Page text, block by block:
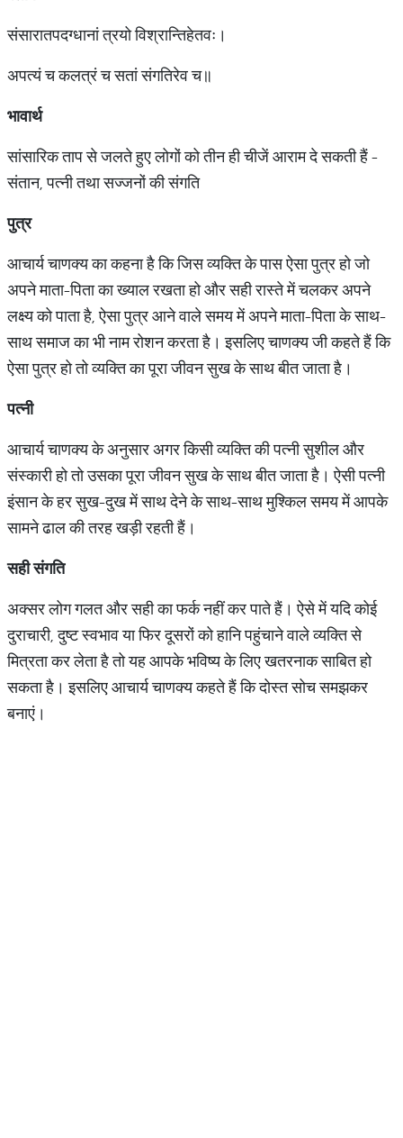
संसारातपदग्धानां त्रयो विश्रान्तिहेतवः।
अपत्यं च कलत्रं च सतां संगतिरेव च॥
भावार्थ
सांसारिक ताप से जलते हुए लोगों को तीन ही चीजें आराम दे सकती हैं -
संतान, पत्नी तथा सज्जनों की संगति
पुत्र
आचार्य चाणक्य का कहना है कि जिस व्यक्ति के पास ऐसा पुत्र हो जो
अपने माता-पिता का ख्याल रखता हो और सही रास्ते में चलकर अपने
लक्ष्य को पाता है, ऐसा पुत्र आने वाले समय में अपने माता-पिता के साथ-
साथ समाज का भी नाम रोशन करता है। इसलिए चाणक्य जी कहते हैं कि
ऐसा पुत्र हो तो व्यक्ति का पूरा जीवन सुख के साथ बीत जाता है।
पत्नी
आचार्य चाणक्य के अनुसार अगर किसी व्यक्ति की पत्नी सुशील और
संस्कारी हो तो उसका पूरा जीवन सुख के साथ बीत जाता है। ऐसी पत्नी
इंसान के हर सुख-दुख में साथ देने के साथ-साथ मुश्किल समय में आपके
सामने ढाल की तरह खड़ी रहती हैं।
सहीसंगति
अक्सर लोग गलत और सही का फर्क नहीं कर पाते हैं। ऐसे में यदि कोई
दुराचारी, दुष्ट स्वभाव या फिर दूसरों को हानि पहुंचाने वाले व्यक्ति से
मित्रता कर लेता है तो यह आपके भविष्य के लिए खतरनाक साबित हो
सकता है। इसलिए आचार्य चाणक्य कहते हैं कि दोस्त सोच समझकर
बनाएं।